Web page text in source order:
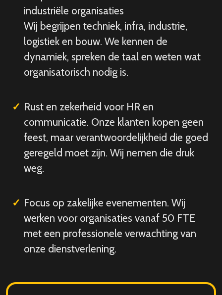
industriële organisaties
Wij begrijpen techniek, infra, industrie,
logistiek en bouw. We kennen de
dynamiek, spreken de taal en weten wat
organisatorisch nodig is.
Rust en zekerheid voor HR en
communicatie. Onze klanten kopen geen
feest, maar verantwoordelijkheid die goed
geregeld moet zijn. Wij nemen die druk
weg.
Focus op zakelijke evenementen. Wij
werken voor organisaties vanaf 50 FTE
met een professionele verwachting van
onze dienstverlening.